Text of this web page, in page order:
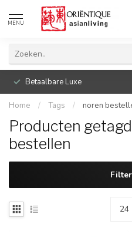
MENU
Betaalbare Luxe
Home / Tags / noren
Producten
bestellen